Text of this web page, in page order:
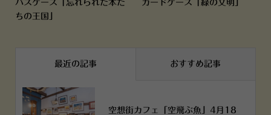
パスケース「忘れられた本た
ちの王国」
カードケース「緑の文明」
最近の記事 おすすめ記事
空想街カフェ「空飛ぶ魚」4月18